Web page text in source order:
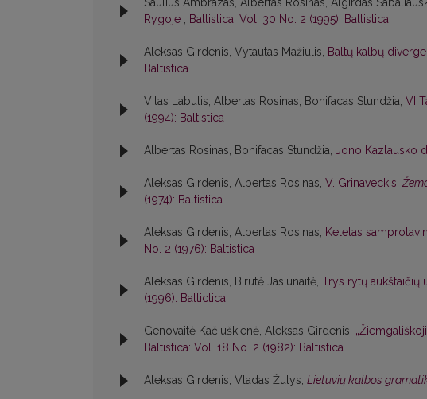
Saulius Ambrazas, Albertas Rosinas, Algirdas
Rygoje , Baltistica: Vol. 30 No. 2 (1995): Baltistica
Aleksas Girdenis, Vytautas Mažiulis, Baltų kalbų
Baltistica
Vitas Labutis, Albertas Rosinas, Bonifacas Stundžia, VI
(1994): Baltistica
Albertas Rosinas, Bonifacas Stundžia, Jono Kazlausko
Aleksas Girdenis, Albertas Rosinas, V. Grinaveckis,
(1974): Baltistica
Aleksas Girdenis, Albertas Rosinas, Keletas
No. 2 (1976): Baltistica
Aleksas Girdenis, Birutė Jasiūnaitė, Trys rytų aukštaičių
(1996): Baltictica
Genovaitė Kačiuškienė, Aleksas Girdenis,
Baltistica: Vol. 18 No. 2 (1982): Baltistica
Aleksas Girdenis, Vladas Žulys, Lietuvių kalbos